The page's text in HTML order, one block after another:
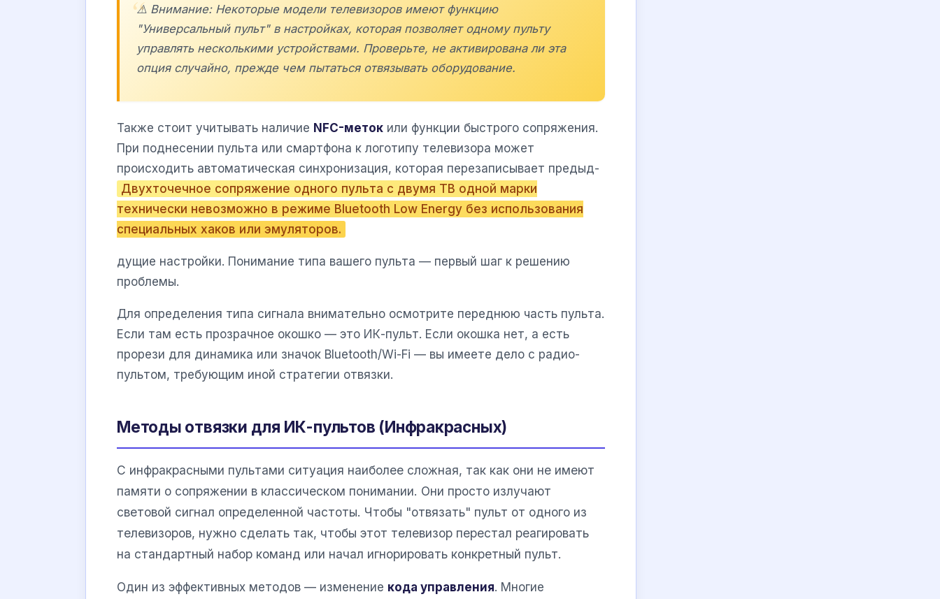
⚠️ Внимание: Некоторые модели телевизоров имеют функцию
"Универсальный пульт" в настройках, которая позволяет одному пульту
управлять несколькими устройствами. Проверьте, не активирована ли эта
опция случайно, прежде чем пытаться отвязывать оборудование.
Также стоит учитывать наличие NFC-меток или функции быстрого сопряжения.
При поднесении пульта или смартфона к логотипу телевизора может
происходить автоматическая синхронизация, которая перезаписывает предыд-
Двухточечное сопряжение одного пульта с двумя ТВ одной марки
технически невозможно в режиме Bluetooth Low Energy без использования
специальных хаков или эмуляторов.
дущие настройки. Понимание типа вашего пульта — первый шаг к решению
проблемы.
Для определения типа сигнала внимательно осмотрите переднюю часть пульта.
Если там есть прозрачное окошко — это ИК-пульт. Если окошка нет, а есть
прорези для динамика или значок Bluetooth/Wi-Fi — вы имеете дело с радио-
пультом, требующим иной стратегии отвязки.
Методы отвязки для ИК-пультов (Инфракрасных)
С инфракрасными пультами ситуация наиболее сложная, так как они не имеют
памяти о сопряжении в классическом понимании. Они просто излучают
световой сигнал определенной частоты. Чтобы "отвязать" пульт от одного из
телевизоров, нужно сделать так, чтобы этот телевизор перестал реагировать
на стандартный набор команд или начал игнорировать конкретный пульт.
Один из эффективных методов — изменение кода управления. Многие